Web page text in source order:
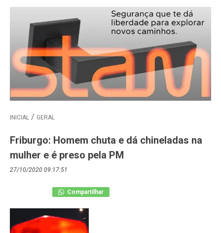
INICIAL GERAL
Friburgo: Homem chuta e dá chineladas na
mulher e é preso pela PM
27/10/2020 09:17:51
Compartilhar